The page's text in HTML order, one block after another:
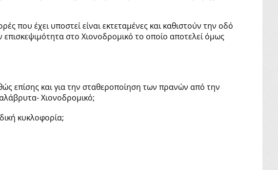
που έχει υποστεί είναι εκτεταμένες και καθιστούν την οδό
στο Χιονοδρομικό το οποίο αποτελεί όμως
επίσης και για την σταθεροποίηση των πρανών από την
Χιονοδρομικό;
κυκλοφορία;